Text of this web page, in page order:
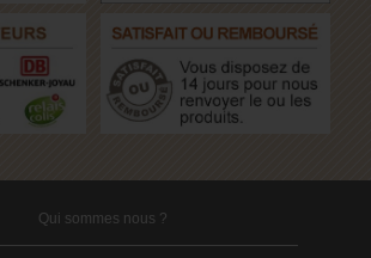
Qui sommes nous ?